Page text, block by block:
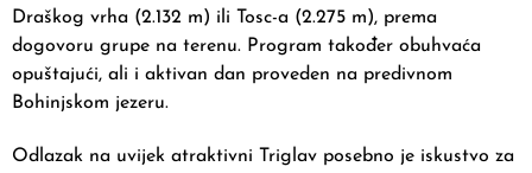
Draškog vrha (2.132 m) ili Tosc-a (2.275 m), prema
dogovoru grupe na terenu. Program također obuhvaća
opuštajući, ali i aktivan dan proveden na predivnom
Bohinjskom jezeru.
Odlazak na uvijek atraktivni Triglav posebno je iskustvo za